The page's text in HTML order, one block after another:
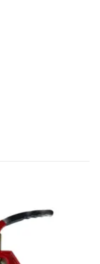
кнопок Альфа